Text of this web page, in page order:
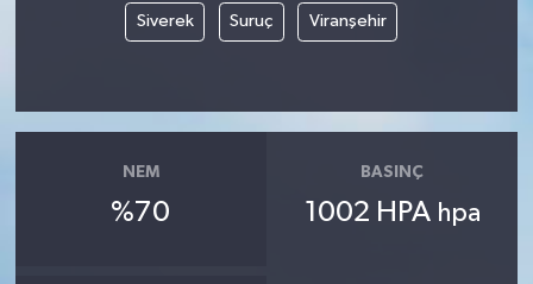
Siverek Suruç Viranşehir
NEM
%70
BASINÇ
1002 HPA hpa